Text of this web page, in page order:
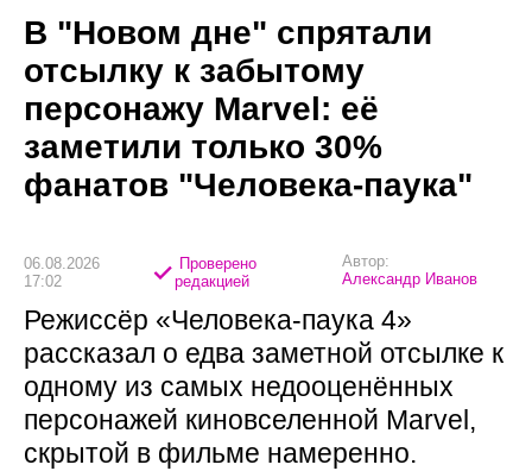
В "Новом дне" спрятали
отсылку к забытому
персонажу Marvel: её
заметили только 30%
фанатов "Человека-паука"
06.08.2026
17:02
Проверено
редакцией
Автор:
Александр Иванов
Режиссёр «Человека-паука 4»
рассказал о едва заметной отсылке к
одному из самых недооценённых
персонажей киновселенной Marvel,
скрытой в фильме намеренно.